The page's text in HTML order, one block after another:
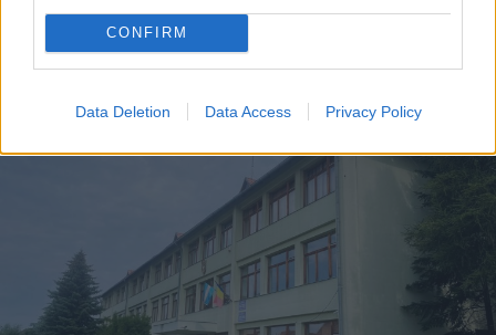
CONFIRM
Data Deletion Data Access Privacy Policy